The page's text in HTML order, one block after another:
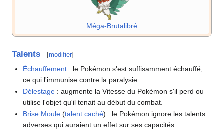
Méga-Brutalibré
Talents [modifier]
Échauffement : le Pokémon s'est suffisamment échauffé,
ce qui l'immunise contre la paralysie.
Délestage : augmente la Vitesse du Pokémon s'il perd ou
utilise l'objet qu'il tenait au début du combat.
Brise Moule (talent caché) : le Pokémon ignore les talents
adverses qui auraient un effet sur ses capacités.